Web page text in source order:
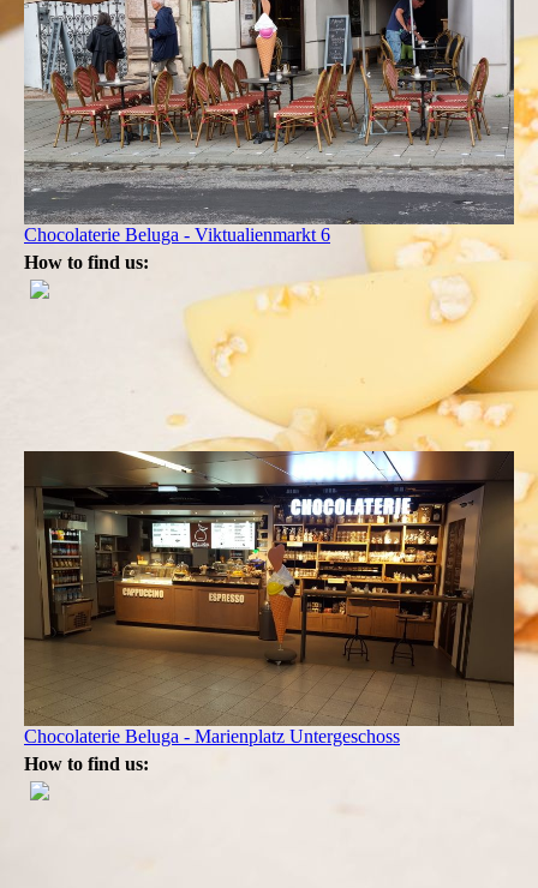
Chocolaterie Beluga - Viktualienmarkt 6
How to find us:
Chocolaterie Beluga - Marienplatz Untergeschoss
How to find us: